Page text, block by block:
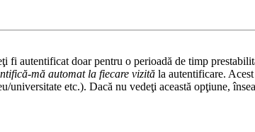
fi autentificat doar pentru o perioadă de timp
mă automat la fiecare vizită la autentificare.
etc.). Dacă nu vedeţi această opţiune,